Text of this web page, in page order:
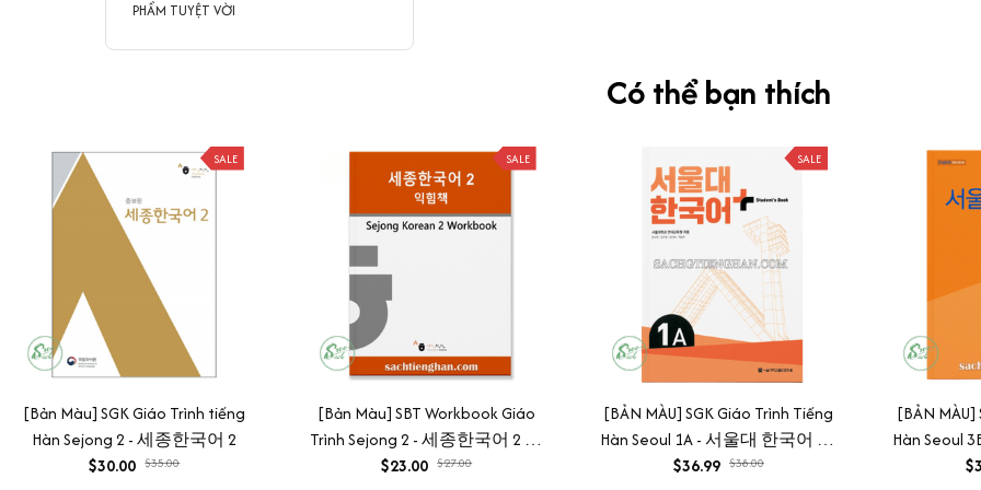
PHẨM TUYỆT VỜI
Có thể bạn thích
SALE
[Bản Màu] SGK Giáo Trình tiếng
Hàn Sejong 2 - 세종한국어 2
$30.00 $35.00
SALE
[Bản Màu] SBT Workbook Giáo
Trình Sejong 2 - 세종한국어 2 익
힘책
$23.00 $27.00
SALE
[BẢN MÀU] SGK Giáo Trình Tiếng
Hàn Seoul 1A - 서울대 한국어 1A
Student's Book
$36.99 $38.00
[BẢN MÀU]
Hàn Seoul